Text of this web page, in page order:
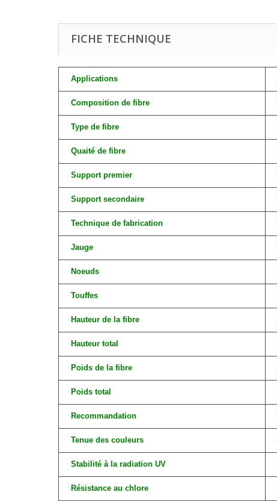
FICHE TECHNIQUE
Applications
Composition de fibre
Type de fibre
Quaité de fibre
Support premier
Support secondaire
Technique de fabrication
Jauge
Noeuds
Touffes
Hauteur de la fibre
Hauteur total
Poids de la fibre
Poids total
Recommandation
Tenue des couleurs
Stabilité à la radiation UV
Résistance au chlore